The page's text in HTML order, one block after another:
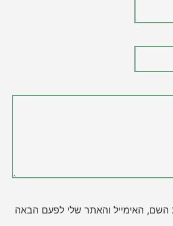
האימייל והאתר שלי לפעם הבאה